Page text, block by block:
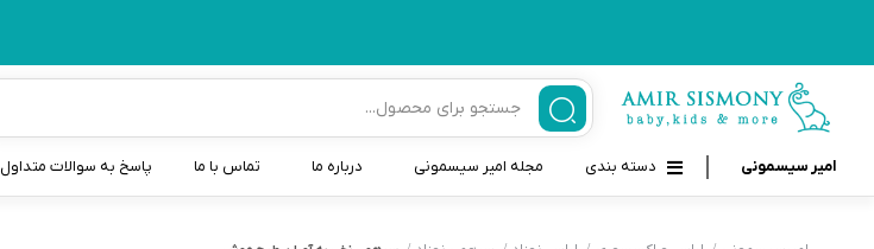
امیر سیسمونی دسته بندی
قاب و بندپستانک
مجله امیر سیسمونی درباره ما تماس با ما پاسخ به سوالات متداول